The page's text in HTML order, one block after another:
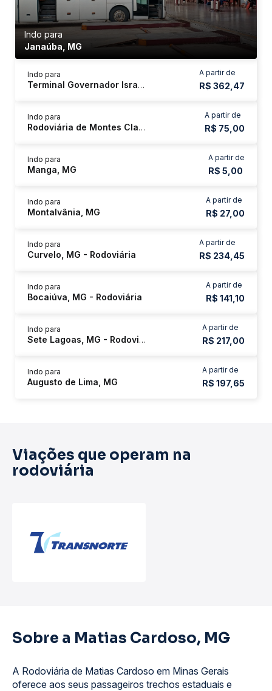
Indo para
Janaúba, MG
A partir de
R$ 362,47
Indo para
Terminal Governador Israel Pinheiro - Tergip
A partir de
R$ 75,00
Indo para
Rodoviária de Montes Claros
A partir de
R$ 5,00
Indo para
Manga, MG
A partir de
R$ 27,00
Indo para
Montalvânia, MG
A partir de
R$ 234,45
Indo para
Curvelo, MG - Rodoviária
A partir de
R$ 141,10
Indo para
Bocaiúva, MG - Rodoviária
A partir de
R$ 217,00
Indo para
Sete Lagoas, MG - Rodoviária
A partir de
R$ 197,65
Indo para
Augusto de Lima, MG
Viações que operam na
rodoviária
Sobre a Matias Cardoso, MG
A Rodoviária de Matias Cardoso em Minas Gerais
oferece aos seus passageiros trechos estaduais e